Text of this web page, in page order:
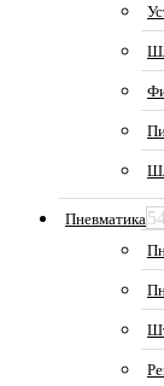
Пневматика